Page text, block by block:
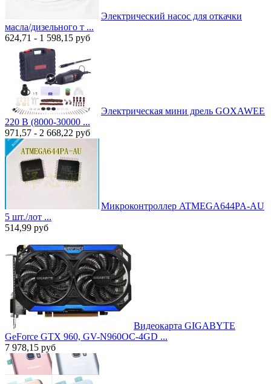
Электрический насос для откачки
масла/дизельного т ...
624,71 - 1 598,15 руб
Электрическая мини дрель GOXAWEE
220 В (8000-30000 ...
971,57 - 2 668,22 руб
Микроконтроллер ATMEGA644PA-AU
5 шт./лот ...
514,99 руб
Видеокарта GIGABYTE
GeForce GTX 960, GV-N960OC-4GD ...
7 978,15 руб